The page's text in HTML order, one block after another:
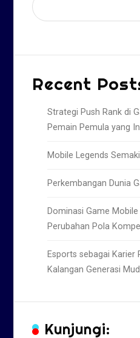
Recent
Strategi Push Rank di
Pemain Pemula yang
Mobile Legends
Perkembangan Dunia
Dominasi Game
Perubahan Pola
Esports sebagai Karier
Kalangan Generasi
Kunjungi: